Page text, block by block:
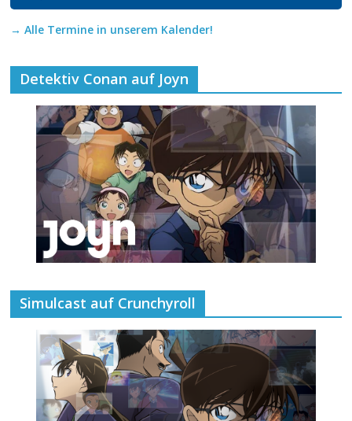
→ Alle Termine in unserem Kalender!
Detektiv Conan auf Joyn
Simulcast auf Crunchyroll